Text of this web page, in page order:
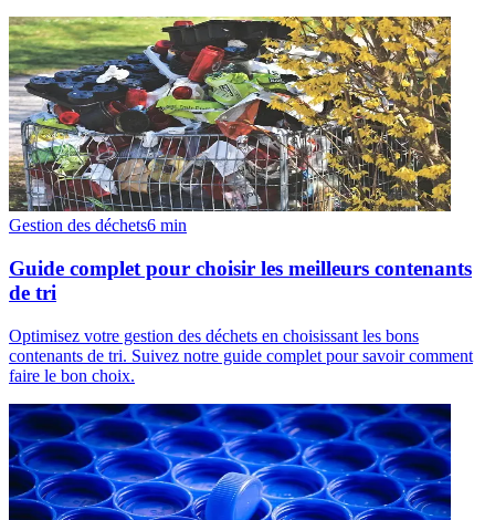
Gestion des déchets6 min
Guide complet pour choisir les meilleurs contenants
de tri
Optimisez votre gestion des déchets en choisissant les bons
contenants de tri. Suivez notre guide complet pour savoir comment
faire le bon choix.